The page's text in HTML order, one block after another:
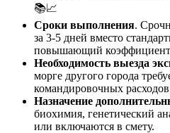
📚📈
Сроки выполнения.
за 3-5 дней вместо
повышающий
Необходимость выезда
морге другого города
командировочных
Назначение
биохимия, генетический
или включаются в смету.